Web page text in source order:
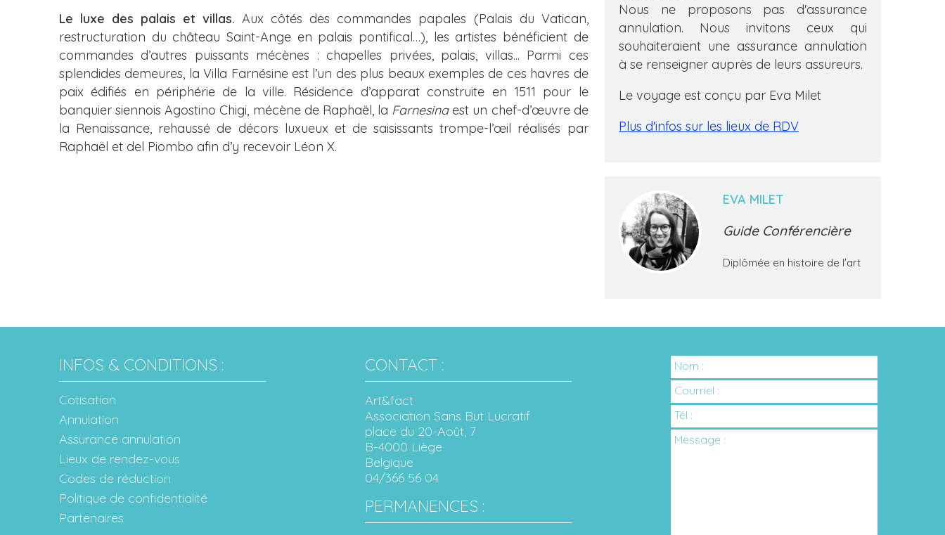
Le luxe des palais et villas. Aux côtés des commandes papales (Palais du Vatican,
restructuration du château Saint-Ange en palais pontifical…), les artistes bénéficient de
commandes d’autres puissants mécènes : chapelles privées, palais, villas... Parmi ces
splendides demeures, la Villa Farnésine est l’un des plus beaux exemples de ces havres de
paix édifiés en périphérie de la ville. Résidence d’apparat construite en 1511 pour le
banquier siennois Agostino Chigi, mécène de Raphaël, la Farnesinaest un chef-d’œuvre de
la Renaissance, rehaussé de décors luxueux et de saisissants trompe-l’œil réalisés par
Raphaël et del Piombo afin d’y recevoir Léon X.
Nous ne proposons pas d'assurance
annulation. Nous invitons ceux qui
souhaiteraient une assurance annulation
à se renseigner auprès de leurs assureurs.
Le voyage est conçu par Eva Milet
Plus d'infos sur les lieux de RDV
EVA MILET
Guide Conférencière
Diplômée en histoire de l'art
INFOS & CONDITIONS :
Cotisation
Annulation
Assurance annulation
Lieux de rendez-vous
Codes de réduction
Politique de confidentialité
Partenaires
CONTACT :
Art&fact
Association Sans But Lucratif
place du 20-Août, 7
B-4000 Liège
Belgique
04/366 56 04
PERMANENCES :
Nom :
Courriel :
Tél :
Message :